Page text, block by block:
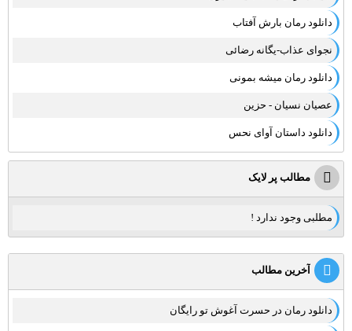
دانلود رمان بارش آفتاب
نجوای عذاب-یگانه رضائی
دانلود رمان میشه بمونی
عصیان نسیان - حزین
دانلود داستان آوای نحس
مطالب پر لایک
مطلبی وجود ندارد !
آخرین مطالب
دانلود رمان در حسرت آغوش تو رایگان